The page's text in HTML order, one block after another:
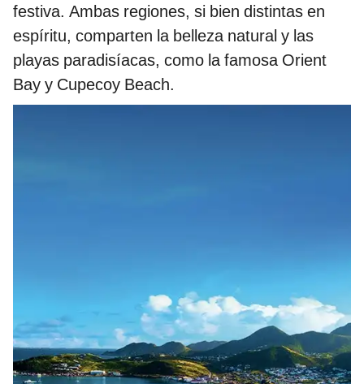
festiva. Ambas regiones, si bien distintas en
espíritu, comparten la belleza natural y las
playas paradisíacas, como la famosa Orient
Bay y Cupecoy Beach.